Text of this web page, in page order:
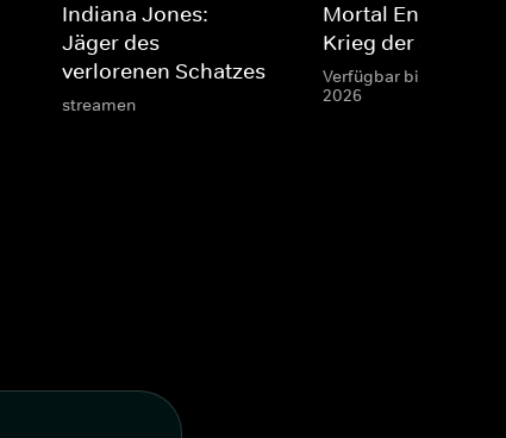
Indiana Jones:
Jäger des
verlorenen Schatzes
streamen
Mortal Engines:
Krieg der Städte
Verfügbar bis 31 Aug.
2026